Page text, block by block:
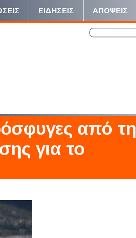
ΕΙΔΗΣΕΙΣ ΑΠΟΨΕΙΣ
από τη
για το